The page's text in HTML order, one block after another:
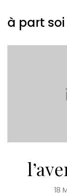
à part soi
18